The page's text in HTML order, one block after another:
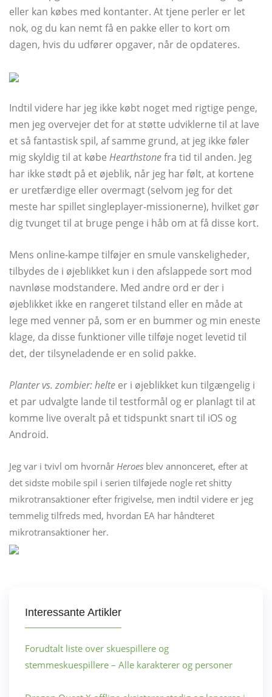
eller kan købes med kontanter. At tjene perler er let
nok, og du kan nemt få en pakke eller to kort om
dagen, hvis du udfører opgaver, når de opdateres.
Indtil videre har jeg ikke købt noget med rigtige penge,
men jeg overvejer det for at støtte udviklerne til at lave
et så fantastisk spil, af samme grund, at jeg ikke føler
mig skyldig til at købe Hearthstonefra tid til anden. Jeg
har ikke stødt på et øjeblik, når jeg har følt, at kortene
er uretfærdige eller overmagt (selvom jeg for det
meste har spillet singleplayer-missionerne), hvilket gør
dig tvunget til at bruge penge i håb om at få disse kort.
Mens online-kampe tilføjer en smule vanskeligheder,
tilbydes de i øjeblikket kun i den afslappede sort mod
navnløse modstandere. Med andre ord er der i
øjeblikket ikke en rangeret tilstand eller en måde at
lege med venner på, som er en bummer og min eneste
klage, da disse funktioner ville tilføje noget levetid til
det, der tilsyneladende er en solid pakke.
Planter vs. zombier: helte er i øjeblikket kun tilgængelig i
et par udvalgte lande til testformål og er planlagt til at
komme live overalt på et tidspunkt snart til iOS og
Android.
Jeg var i tvivl om hvornår Heroes blev annonceret, efter at
det sidste mobile spil i serien tilføjede nogle ret shitty
mikrotransaktioner efter frigivelse, men indtil videre er jeg
temmelig tilfreds med, hvordan EA har håndteret
mikrotransaktioner her.
Interessante Artikler
Forudtalt liste over skuespillere og
stemmeskuespillere – Alle karakterer og personer